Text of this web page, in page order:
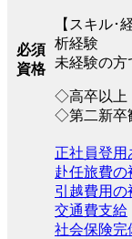
必須
資格
【スキル･
析経験
未経験の方
◇高卒以上
◇第二新卒
正社員登用
赴任旅費の
引越費用の
交通費支給
社会保険完